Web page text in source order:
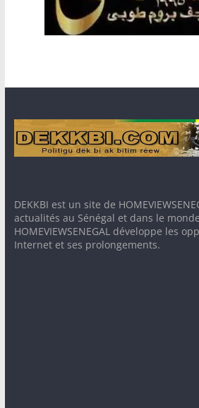
DEKKBI est un site de
actualités au Sénégal et dans le
HOMEVIEWSENEGAL développe les
Internet et ses prolongements.